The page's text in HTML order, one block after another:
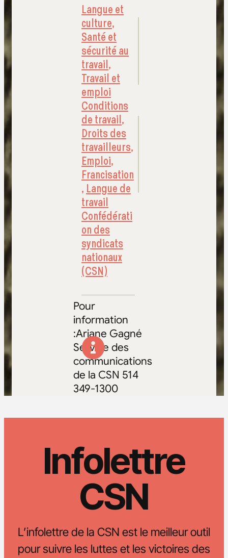
Langue et
culture,
Santé et
sécurité au
travail,
Travail et
emploi
Conditions
de travail,
Droits des
travailleurs,
Emploi,
Francisation
,Langue de
travail
Confédérati
on des
syndicats
nationaux
(CSN)
Pour
information
:Ariane Gagné
Service des
communications
de la CSN 514
349-1300
Infolettre
CSN
L’infolettre de la CSN est le meilleur outil
pour suivre les luttes et les victoires des